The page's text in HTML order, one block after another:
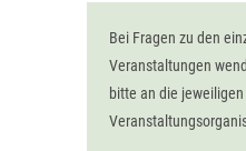
Bei Fragen zu den
Veranstaltungen
bitte an die jeweiligen